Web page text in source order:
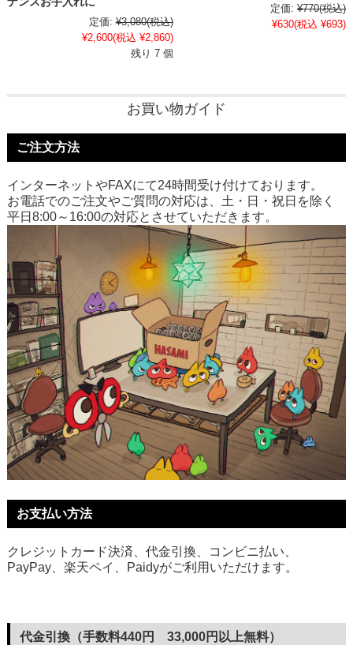
定価: ¥3,080(税込)
¥2,600(税込 ¥2,860)
残り 7 個
定価: ¥770(税込)
¥630(税込 ¥693)
お買い物ガイド
ご注文方法
インターネットやFAXにて24時間受け付けております。
お電話でのご注文やご質問の対応は、土・日・祝日を除く
平日8:00～16:00の対応とさせていただきます。
お支払い方法
クレジットカード決済、代金引換、コンビニ払い、
PayPay、楽天ペイ、Paidyがご利用いただけます。
代金引換（手数料440円 33,000円以上無料）